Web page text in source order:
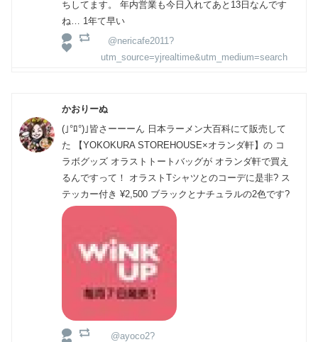
ちしてます。 年内営業も今日入れてあと13日なんです
ね… 1年て早い
@nericafe2011?
utm_source=yjrealtime&utm_medium=search
かおりーぬ
(｣°ﾛ°)｣皆さーーーん 日本ラーメン大百科にて販売して
た 【YOKOKURA STOREHOUSE×オランダ軒】の コ
ラボグッズ オラストトートバッグが オランダ軒で買え
るんですって！ オラストTシャツとのコーデに是非? ス
テッカー付き ¥2,500 ブラックとナチュラルの2色です?
@ayoco2?